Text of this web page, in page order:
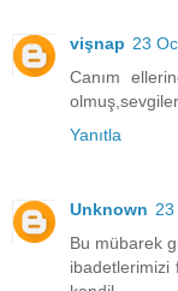
vişnap 23
Canım
Yanıtla
Unknown
Bu mübarek
ibadetlerimizi